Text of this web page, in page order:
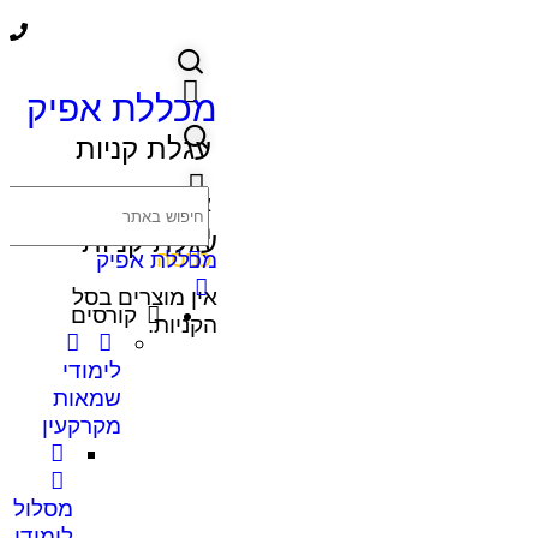
עגלת קניות
אין מוצרים בסל
הקניות.
כניסה
מכללת אפיק
עגלת קניות
אין מוצרים בסל
הקניות.
מכללת אפיק
קורסים
לימודי
שמאות
מקרקעין
מסלול